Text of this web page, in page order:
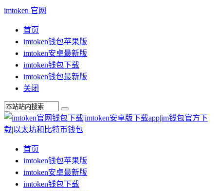
imtoken 官网
首页
imtoken钱包苹果版
imtoken安卓最新版
imtoken钱包下载
imtoken钱包最新版
关闭
首页
imtoken钱包苹果版
imtoken安卓最新版
imtoken钱包下载